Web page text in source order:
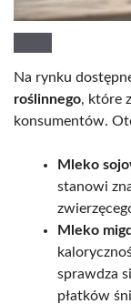
Na rynku
roślinnego, które
konsumentów.
Mleko
stanowi
Mleko
sprawdza
płatków